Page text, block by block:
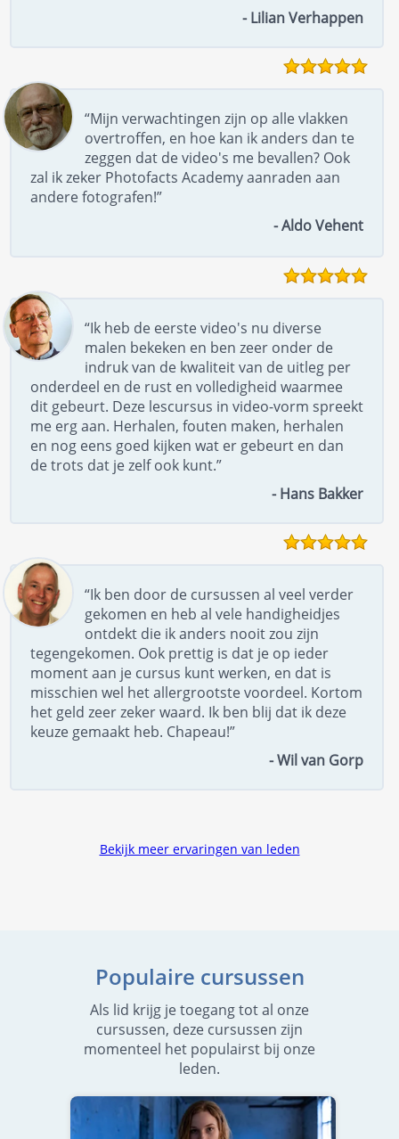
- Lilian Verhappen
“Mijn verwachtingen zijn op alle vlakken
overtroffen, en hoe kan ik anders dan te
zeggen dat de video's me bevallen? Ook
zal ik zeker Photofacts Academy aanraden aan
andere fotografen!”
- Aldo Vehent
“Ik heb de eerste video's nu diverse
malen bekeken en ben zeer onder de
indruk van de kwaliteit van de uitleg per
onderdeel en de rust en volledigheid waarmee
dit gebeurt. Deze lescursus in video-vorm spreekt
me erg aan. Herhalen, fouten maken, herhalen
en nog eens goed kijken wat er gebeurt en dan
de trots dat je zelf ook kunt.”
- Hans Bakker
“Ik ben door de cursussen al veel verder
gekomen en heb al vele handigheidjes
ontdekt die ik anders nooit zou zijn
tegengekomen. Ook prettig is dat je op ieder
moment aan je cursus kunt werken, en dat is
misschien wel het allergrootste voordeel. Kortom
het geld zeer zeker waard. Ik ben blij dat ik deze
keuze gemaakt heb. Chapeau!”
- Wil van Gorp
Bekijk meer ervaringen van leden
Populaire cursussen
Als lid krijg je toegang tot al onze
cursussen, deze cursussen zijn
momenteel het populairst bij onze
leden.